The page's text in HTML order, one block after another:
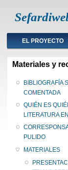
Main menu
EL PROYECTO
Materiales y
BIBLIOGRAFÍA
COMENTADA
QUIÉN ES
LITERATURA
PULIDO
MATERIALES